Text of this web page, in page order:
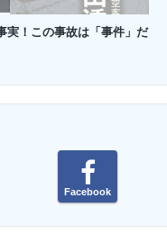
実！この事故は「事件」だ
Facebook